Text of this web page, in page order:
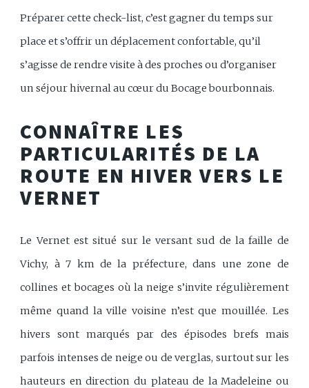
Préparer cette check-list, c’est gagner du temps sur
place et s’offrir un déplacement confortable, qu’il
s’agisse de rendre visite à des proches ou d’organiser
un séjour hivernal au cœur du Bocage bourbonnais.
CONNAÎTRE LES
PARTICULARITÉS DE LA
ROUTE EN HIVER VERS LE
VERNET
Le Vernet est situé sur le versant sud de la faille de
Vichy, à 7 km de la préfecture, dans une zone de
collines et bocages où la neige s’invite régulièrement
même quand la ville voisine n’est que mouillée. Les
hivers sont marqués par des épisodes brefs mais
parfois intenses de neige ou de verglas, surtout sur les
hauteurs en direction du plateau de la Madeleine ou